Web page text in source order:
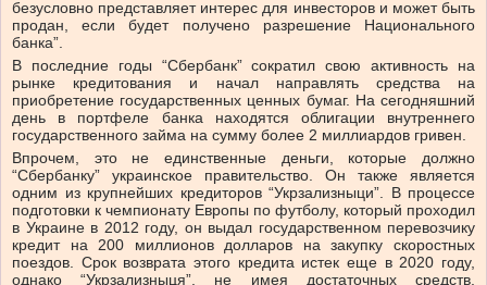
безусловно представляет интерес для инвесторов и может быть
продан, если будет получено разрешение Национального
банка”.
В последние годы “Сбербанк” сократил свою активность на
рынке кредитования и начал направлять средства на
приобретение государственных ценных бумаг. На сегодняшний
день в портфеле банка находятся облигации внутреннего
государственного займа на сумму более 2 миллиардов гривен.
Впрочем, это не единственные деньги, которые должно
“Сбербанку” украинское правительство. Он также является
одним из крупнейших кредиторов “Укрзализныци”. В процессе
подготовки к чемпионату Европы по футболу, который проходил
в Украине в 2012 году, он выдал государственном перевозчику
кредит на 200 миллионов долларов на закупку скоростных
поездов. Срок возврата этого кредита истек еще в 2020 году,
однако “Укрзализныця”, не имея достаточных средств,